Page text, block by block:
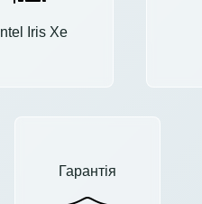
Intel Iris Xe
Гарантія